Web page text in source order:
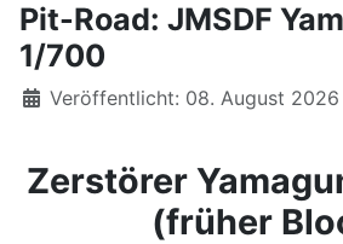
Pit-Road: JMSDF
1/700
Details
Veröffentlicht: 08. August 2026
Zerstörer
(früher